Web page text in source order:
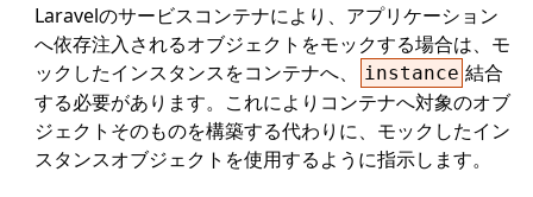
Laravelのサービスコンテナにより、アプリケーション
へ依存注入されるオブジェクトをモックする場合は、モ
ックしたインスタンスをコンテナへ、
instance 結合
する必要があります。これによりコンテナへ対象のオブ
ジェクトそのものを構築する代わりに、モックしたイン
スタンスオブジェクトを使用するように指示します。